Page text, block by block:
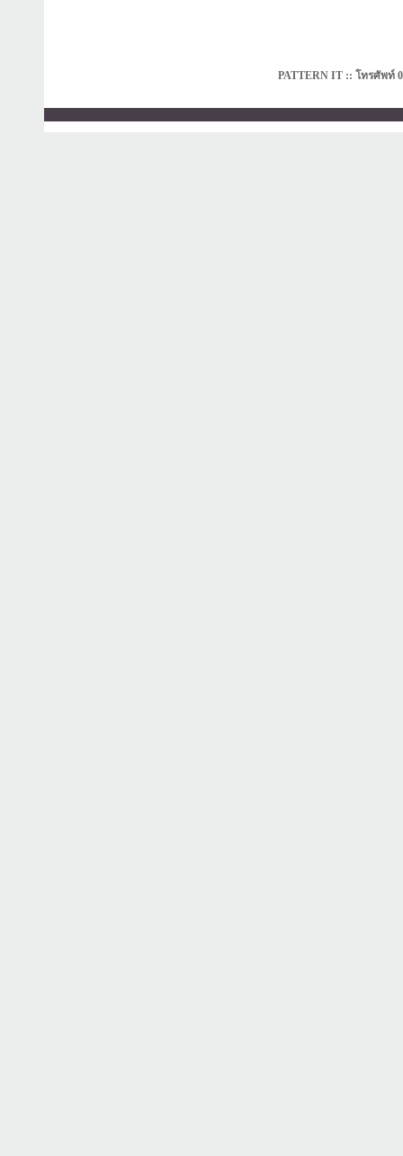
PATTERN IT :: โทรศัพท์